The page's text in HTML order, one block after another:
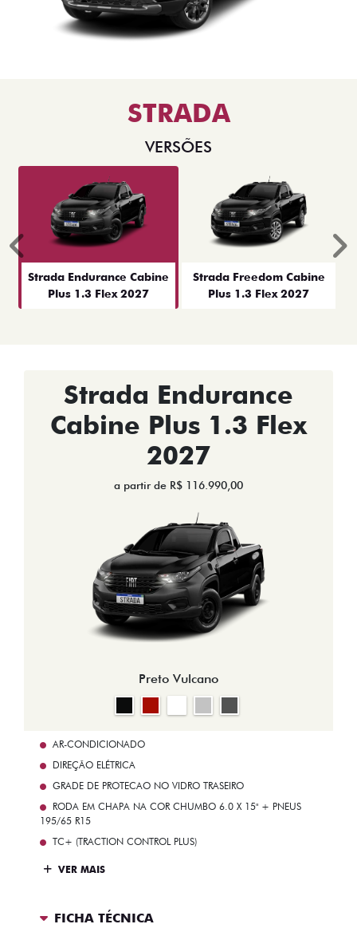
STRADA
VERSÕES
Strada Endurance Cabine
Plus 1.3 Flex 2027
Strada Freedom Cabine
Plus 1.3 Flex 2027
Anterior
Strada Endurance
Cabine Plus 1.3 Flex
2027
a partir de R$ 116.990,00
Preto Vulcano
AR-CONDICIONADO
DIREÇÃO ELÉTRICA
GRADE DE PROTECAO NO VIDRO TRASEIRO
RODA EM CHAPA NA COR CHUMBO 6.0 X 15" + PNEUS
195/65 R15
TC+ (TRACTION CONTROL PLUS)
VER MAIS
FICHA TÉCNICA